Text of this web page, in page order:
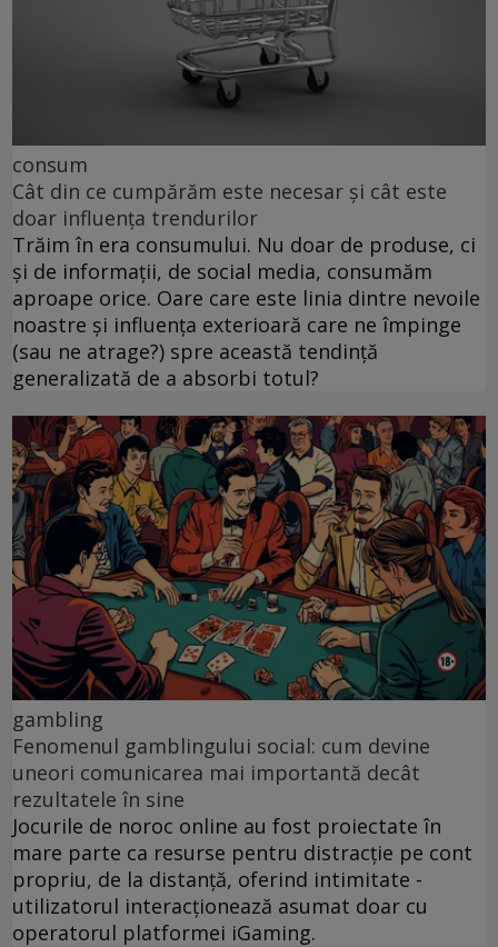
consum
Cât din ce cumpărăm este necesar și cât este
doar influența trendurilor
Trăim în era consumului. Nu doar de produse, ci
și de informații, de social media, consumăm
aproape orice. Oare care este linia dintre nevoile
noastre și influența exterioară care ne împinge
(sau ne atrage?) spre această tendință
generalizată de a absorbi totul?
gambling
Fenomenul gamblingului social: cum devine
uneori comunicarea mai importantă decât
rezultatele în sine
Jocurile de noroc online au fost proiectate în
mare parte ca resurse pentru distracție pe cont
propriu, de la distanță, oferind intimitate -
utilizatorul interacționează asumat doar cu
operatorul platformei iGaming.